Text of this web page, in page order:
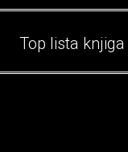
Top lista knjiga